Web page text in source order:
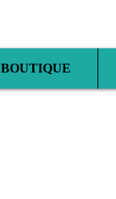
BOUTIQUE